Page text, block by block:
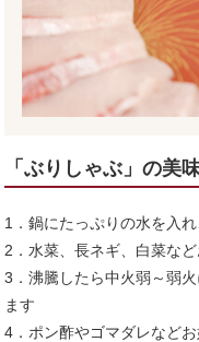
「ぶりしゃぶ」の美
1．鍋にたっぷりの水を入
2．水菜、長ネギ、白菜な
3．沸騰したら中火弱～弱
ます
4．ポン酢やゴマダレなど